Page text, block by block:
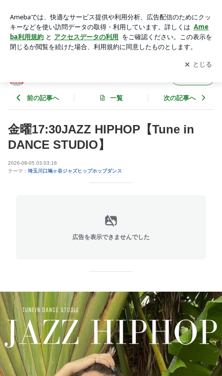
アプリをダウンロードして ブログの更新通知
を受け取りまし
ょう。
開く
前の記事へ 一覧 次の記事へ
金曜17:30JAZZ HIPHOP【Tune in
DANCE STUDIO】
2026-08-05 03:03:16
テーマ： 埼玉川口鳩ヶ谷ジャズヒップホップダンス
広告を表示できませんでした